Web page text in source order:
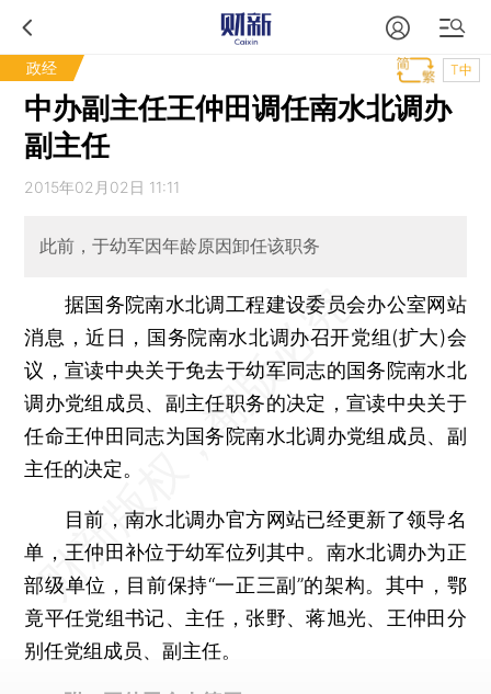
政经 T中
中办副主任王仲田调任南水北调办
副主任
2015年02月02日 11:11
此前，于幼军因年龄原因卸任该职务
据国务院南水北调工程建设委员会办公室网站
消息，近日，国务院南水北调办召开党组(扩大)会
议，宣读中央关于免去于幼军同志的国务院南水北
调办党组成员、副主任职务的决定，宣读中央关于
任命王仲田同志为国务院南水北调办党组成员、副
主任的决定。
目前，南水北调办官方网站已经更新了领导名
单，王仲田补位于幼军位列其中。南水北调办为正
部级单位，目前保持“一正三副”的架构。其中，鄂
竟平任党组书记、主任，张野、蒋旭光、王仲田分
别任党组成员、副主任。